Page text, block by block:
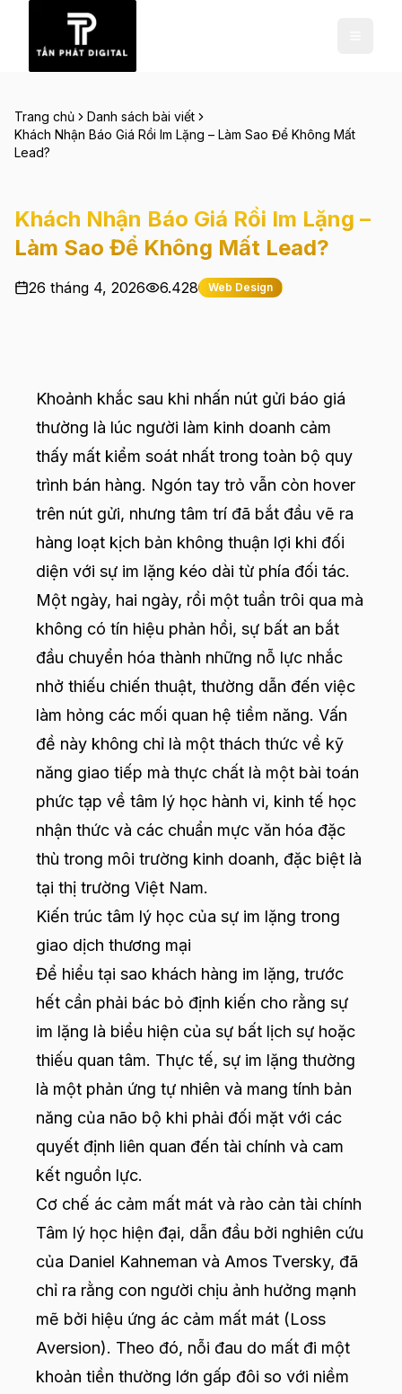
Trang chủ
Danh sách bài viết
Khách Nhận Báo Giá Rồi Im Lặng – Làm Sao Để Không Mất
Lead?
Khách Nhận Báo Giá Rồi Im Lặng –
Làm Sao Để Không Mất Lead?
26 tháng 4, 2026 6.428 Web Design
Khoảnh khắc sau khi nhấn nút gửi báo giá
thường là lúc người làm kinh doanh cảm
thấy mất kiểm soát nhất trong toàn bộ quy
trình bán hàng. Ngón tay trỏ vẫn còn hover
trên nút gửi, nhưng tâm trí đã bắt đầu vẽ ra
hàng loạt kịch bản không thuận lợi khi đối
diện với sự im lặng kéo dài từ phía đối tác.
Một ngày, hai ngày, rồi một tuần trôi qua mà
không có tín hiệu phản hồi, sự bất an bắt
đầu chuyển hóa thành những nỗ lực nhắc
nhở thiếu chiến thuật, thường dẫn đến việc
làm hỏng các mối quan hệ tiềm năng. Vấn
đề này không chỉ là một thách thức về kỹ
năng giao tiếp mà thực chất là một bài toán
phức tạp về tâm lý học hành vi, kinh tế học
nhận thức và các chuẩn mực văn hóa đặc
thù trong môi trường kinh doanh, đặc biệt là
tại thị trường Việt Nam.
Kiến trúc tâm lý học của sự im lặng trong
giao dịch thương mại
Để hiểu tại sao khách hàng im lặng, trước
hết cần phải bác bỏ định kiến cho rằng sự
im lặng là biểu hiện của sự bất lịch sự hoặc
thiếu quan tâm. Thực tế, sự im lặng thường
là một phản ứng tự nhiên và mang tính bản
năng của não bộ khi phải đối mặt với các
quyết định liên quan đến tài chính và cam
kết nguồn lực.
Cơ chế ác cảm mất mát và rào cản tài chính
Tâm lý học hiện đại, dẫn đầu bởi nghiên cứu
của Daniel Kahneman và Amos Tversky, đã
chỉ ra rằng con người chịu ảnh hưởng mạnh
mẽ bởi hiệu ứng ác cảm mất mát (Loss
Aversion). Theo đó, nỗi đau do mất đi một
khoản tiền thường lớn gấp đôi so với niềm